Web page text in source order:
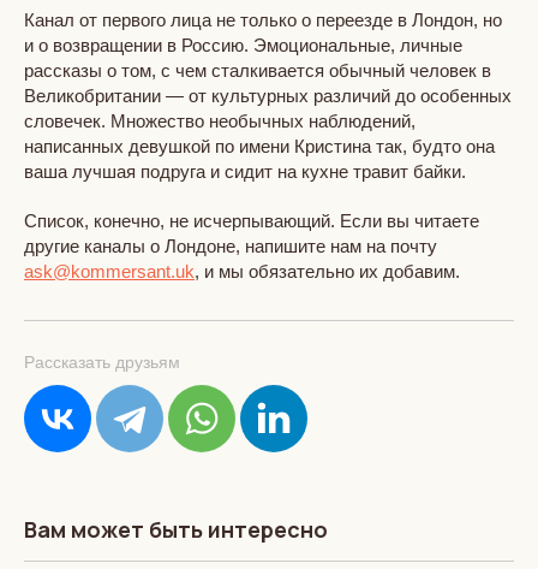
Канал от первого лица не только о переезде в Лондон, но
и о возвращении в Россию. Эмоциональные, личные
рассказы о том, с чем сталкивается обычный человек в
Великобритании — от культурных различий до особенных
словечек. Множество необычных наблюдений,
написанных девушкой по имени Кристина так, будто она
ваша лучшая подруга и сидит на кухне травит байки.
Список, конечно, не исчерпывающий. Если вы читаете
другие каналы о Лондоне, напишите нам на почту
ask@kommersant.uk, и мы обязательно их добавим.
Рассказать друзьям
Вам может быть интересно